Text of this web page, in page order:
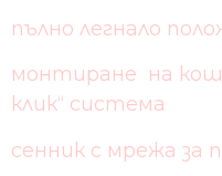
пълно легнало
монтиране на
клик“ система
сенник с мрежа за